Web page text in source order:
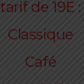
tarif de 19E :
Classique
Café